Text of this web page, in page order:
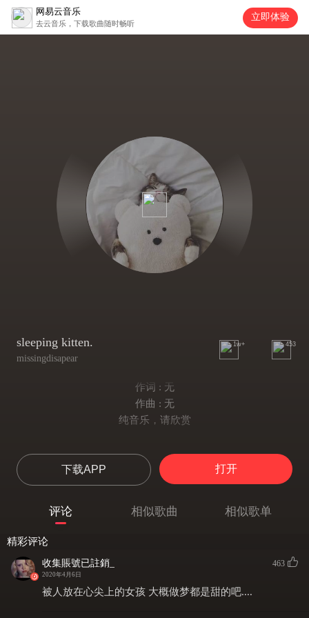
网易云音乐
去云音乐，下载歌曲随时畅听
立即体验
sleeping kitten.
missingdisapear
1w+ 453
作词 : 无
作曲 : 无
纯音乐，请欣赏
下载APP 打开
评论 相似歌曲 相似歌单
精彩评论
收集賬號已註銷_
2020年4月6日
463
被人放在心尖上的女孩 大概做梦都是甜的吧....